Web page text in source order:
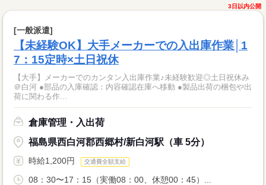
3日以内公開
[一般派遣]
【未経験OK】大手メーカーでの入出庫作業│1
7：15定時×土日祝休
【大手】メーカーでのカンタン入出庫作業♪未経験歓迎◎土日祝休み
＠白河 ●部品の入庫確認：内容確認在庫へ移動 ●製品出荷の梱包や出
荷に関わる作...
倉庫管理・入出荷
福島県西白河郡西郷村/新白河駅（車 5分）
時給1,200円 交通費全額支給
08：30〜17：15（実働08：00、休憩00：45）...